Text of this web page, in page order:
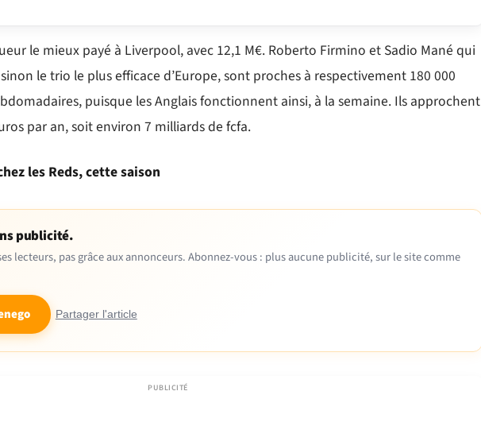
le mieux payé à Liverpool, avec 12,1 M€. Roberto Firmino et Sadio Mané qui
le trio le plus efficace d’Europe, sont proches à respectivement 180 000
puisque les Anglais fonctionnent ainsi, à la semaine. Ils approchent
par an, soit environ 7 milliards de fcfa.
les Reds, cette saison
publicité.
lecteurs, pas grâce aux annonceurs. Abonnez-vous : plus aucune publicité, sur le site comme
Partager l'article